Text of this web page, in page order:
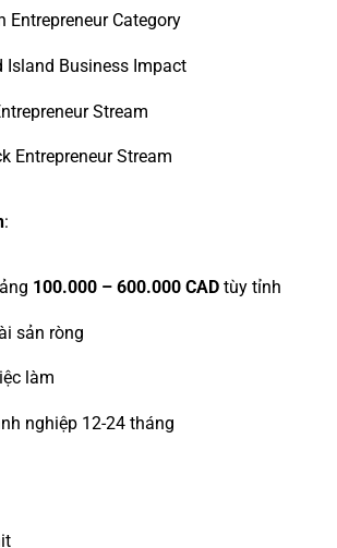
Entrepreneur Category
Island Business Impact
Stream
Entrepreneur Stream
:
100.000 – 600.000 CADtùy tỉnh
sản ròng
làm
nghiệp 12-24 tháng